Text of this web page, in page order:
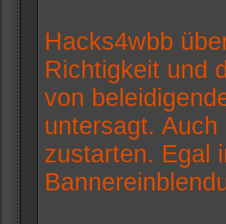
Hacks4wbb
Richtigkeit und
von
untersagt.
zustarten. Egal